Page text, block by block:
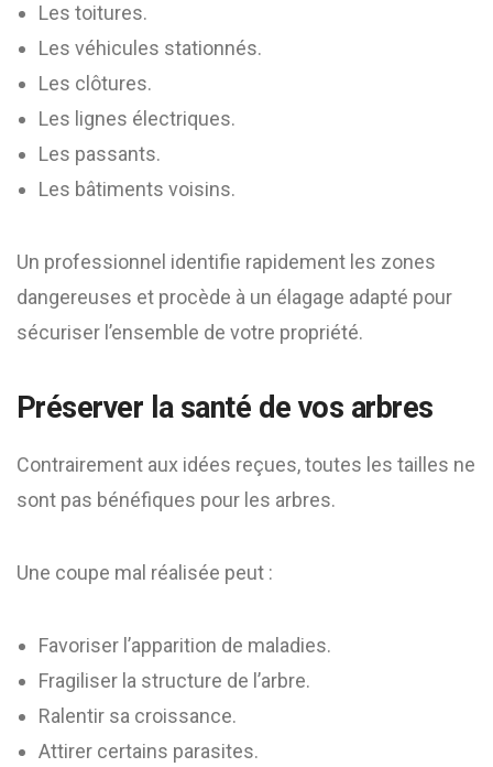
Les toitures.
Les véhicules stationnés.
Les clôtures.
Les lignes électriques.
Les passants.
Les bâtiments voisins.
Un professionnel identifie rapidement les zones
dangereuses et procède à un élagage adapté pour
sécuriser l’ensemble de votre propriété.
Préserver la santé de vos arbres
Contrairement aux idées reçues, toutes les tailles ne
sont pas bénéfiques pour les arbres.
Une coupe mal réalisée peut :
Favoriser l’apparition de maladies.
Fragiliser la structure de l’arbre.
Ralentir sa croissance.
Attirer certains parasites.